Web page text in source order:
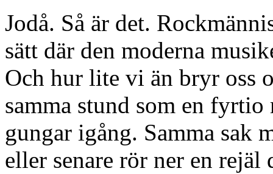
Jodå. Så är det.
sätt där den moderna
Och hur lite vi än bryr oss
samma stund som en
gungar igång. Samma sak
eller senare rör ner en